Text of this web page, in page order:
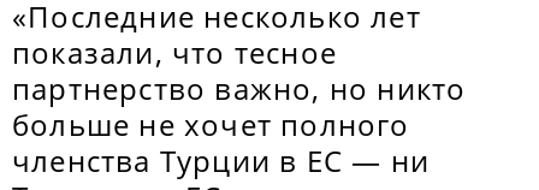
«Последние несколько лет
показали, что тесное
партнерство важно, но никто
больше не хочет полного
членства Турции в ЕС — ни